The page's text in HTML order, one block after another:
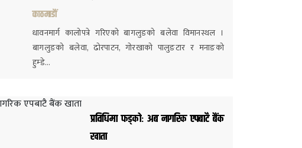
काठमाडौं
धावनमार्ग कालोपत्रे गरिएको बागलुङको बलेवा विमानस्थल ।
बागलुङको बलेवा, ढोरपाटन, गोरखाको पालुङटार र मनाङको
हुम्डे…
प्रविधिमा फड्कोः अब नागरिक एपबाटै बैंक
खाता